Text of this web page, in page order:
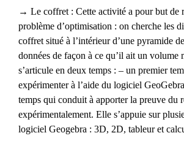
→ Le coffret : Cette activité a pour but de
problème d’optimisation : on cherche les
coffret situé à l’intérieur d’une pyramide
données de façon à ce qu’il ait un volume
s’articule en deux temps : – un premier
expérimenter à l’aide du logiciel
temps qui conduit à apporter la preuve du
expérimentalement. Elle s’appuie sur
logiciel Geogebra : 3D, 2D, tableur et